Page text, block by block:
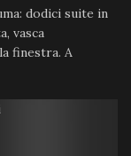
dodici suite in
vasca
finestra. A